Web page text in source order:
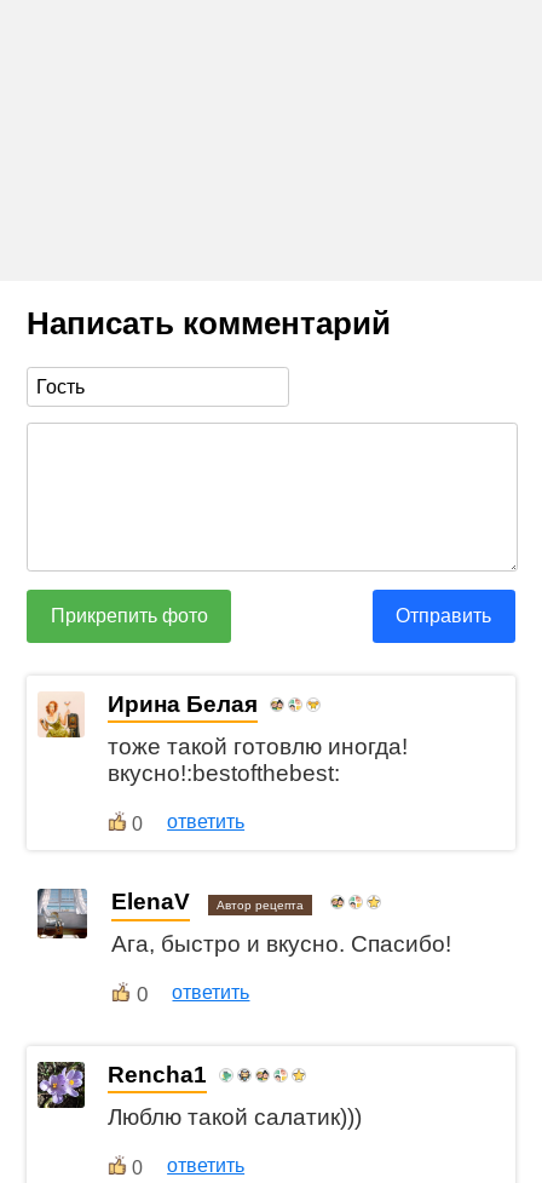
Написать комментарий
Прикрепить фото Отправить
Ирина Белая
тоже такой готовлю иногда!
вкусно!:bestofthebest:
0 ответить
ElenaV Автор рецепта
Ага, быстро и вкусно. Спасибо!
0 ответить
Rencha1
Люблю такой салатик)))
0 ответить